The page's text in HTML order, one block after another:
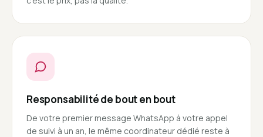
Responsabilité de bout en bout
De votre premier message WhatsApp à votre appel
de suivi à un an, le même coordinateur dédié reste à